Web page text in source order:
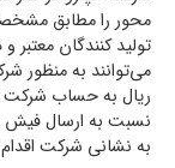
محور را مطابق
تولید کنندگان معتبر
نسبت به ارسال فیش
به نشانی شرکت اقدام